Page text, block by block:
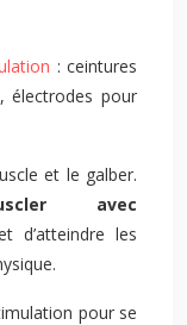
: ceintures
électrodes pour
et le galber.
avec
d’atteindre les
pour se